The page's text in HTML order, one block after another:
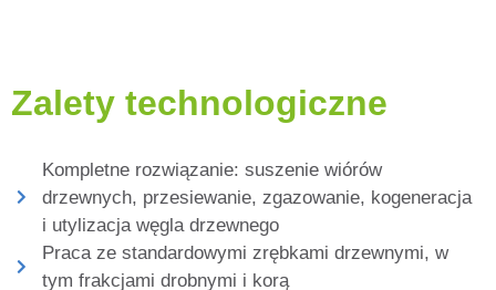
Zalety technologiczne
Kompletne rozwiązanie: suszenie wiórów
drzewnych, przesiewanie, zgazowanie, kogeneracja
i utylizacja węgla drzewnego
Praca ze standardowymi zrębkami drzewnymi, w
tym frakcjami drobnymi i korą